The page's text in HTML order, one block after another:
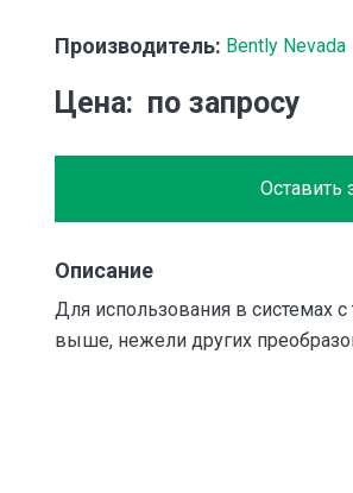
Производитель: Bently Nevada
Цена по запросу
Оставить
Описание
Для использования в системах с
выше, нежели других